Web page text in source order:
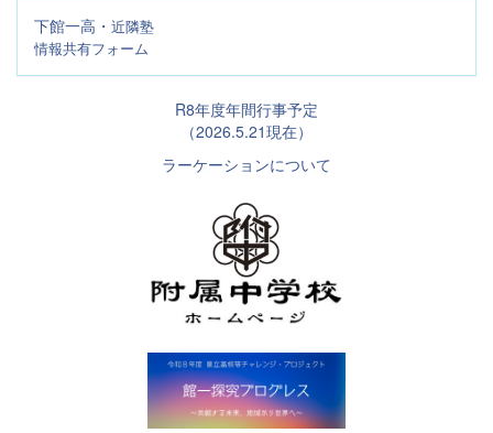
下館一高・ 近隣塾
情報共有フォーム
R8年度年間行事予定
（2026.5.21現在）
ラーケーションについて